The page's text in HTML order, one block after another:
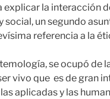
explicar la interacción
social, un segundo
referencia a la
se ocupó de
vivo que es de gran
aplicadas y las